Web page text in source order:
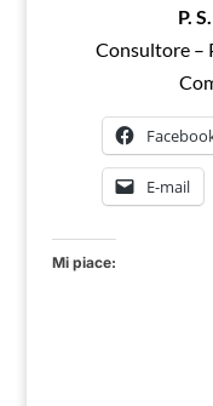
P.
Consultore –
E-mail
Mi piace: